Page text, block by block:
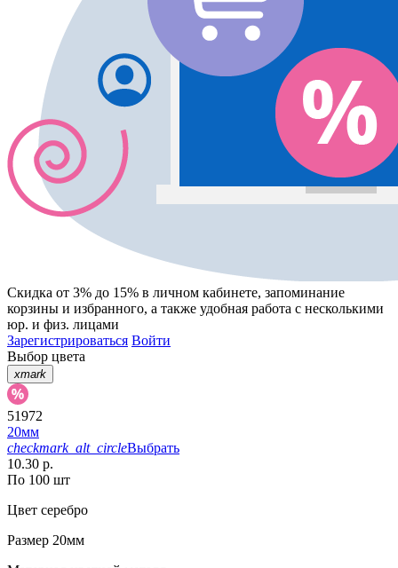
Скидка от 3% до 15% в личном кабинете, запоминание
корзины и избранного, а также удобная работа с несколькими
юр. и физ. лицами
Зарегистрироваться Войти
Выбор цвета
xmark
51972
20мм
checkmark_alt_circleВыбрать
10.30 р.
По 100 шт
Цвет серебро
Размер 20мм